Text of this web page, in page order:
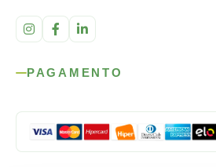
PAGAMENTO